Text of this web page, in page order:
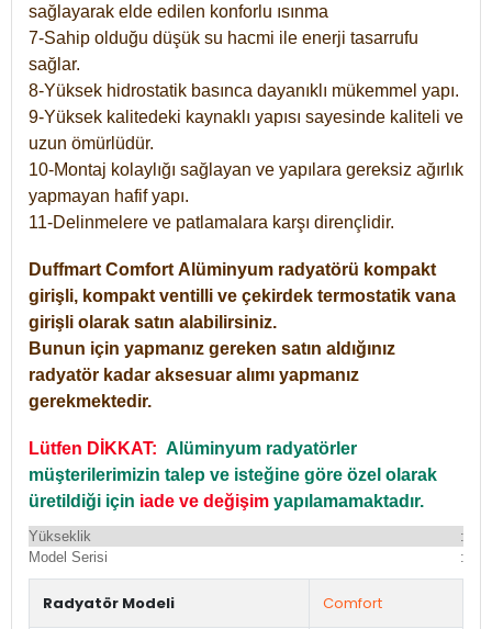
sağlayarak elde edilen konforlu ısınma
7-Sahip olduğu düşük su hacmi ile enerji tasarrufu
sağlar.
8-Yüksek hidrostatik basınca dayanıklı mükemmel yapı.
9-Yüksek kalitedeki kaynaklı yapısı sayesinde kaliteli ve
uzun ömürlüdür.
10-Montaj kolaylığı sağlayan ve yapılara gereksiz ağırlık
yapmayan hafif yapı.
11-Delinmelere ve patlamalara karşı dirençlidir.
Duffmart Comfort Alüminyum radyatörü kompakt
girişli, kompakt ventilli ve çekirdek termostatik vana
girişli olarak satın alabilirsiniz.
Bunun için yapmanız gereken satın aldığınız
radyatör kadar aksesuar alımı yapmanız
gerekmektedir.
Lütfen DİKKAT: Alüminyum radyatörler
müşterilerimizin talep ve isteğine göre özel olarak
üretildiği için iade ve değişim yapılamamaktadır.
Yükseklik :
Model Serisi
:
Radyatör Modeli Comfort